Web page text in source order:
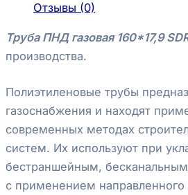
Отзывы (0)
Труба ПНД газовая 160*17,9
производства.
Полиэтиленовые трубы
газоснабжения и находят
современных методах
систем. Их используют при
бестраншейным,
с применением направленного